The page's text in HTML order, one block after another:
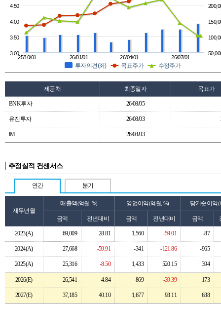
투자의견(좌) 목표주가 수정주가
26/01/01 26/07/01
25/10/01 26/04/01
3.00
3.50
4.00
4.50
제공처 최종일자 목표가
BNK투자 26/08/05
유진투자 26/08/03
iM 26/08/03
추정실적 컨센서스
연간 분기
재무년월
매출액(억원, %) 영업이익(억원, %) 당기순이익(
금액 전년대비 금액 전년대비 금액
2023(A) 69,009 28.81 1,560 -59.01 -87
2024(A) 27,668 -59.91 -341 -121.86 -965
2025(A) 25,316 -8.50 1,433 520.15 394
2026(E) 26,541 4.84 869 -39.39 173
2027(E) 37,185 40.10 1,677 93.11 638